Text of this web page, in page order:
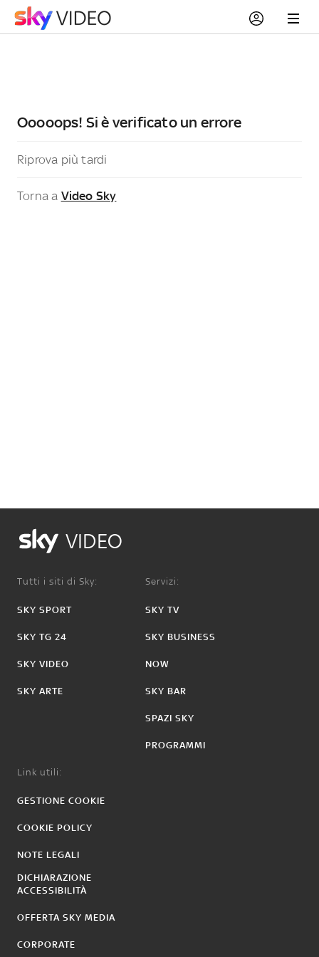
Ooooops! Si è verificato un errore
Riprova più tardi
Torna a Video Sky
VIDEO
Tutti i siti di Sky:
SKY SPORT
SKY TG 24
SKY VIDEO
SKY ARTE
Servizi:
SKY TV
SKY BUSINESS
NOW
SKY BAR
SPAZI SKY
PROGRAMMI
Link utili:
GESTIONE COOKIE
COOKIE POLICY
NOTE LEGALI
DICHIARAZIONE
ACCESSIBILITÀ
OFFERTA SKY MEDIA
CORPORATE